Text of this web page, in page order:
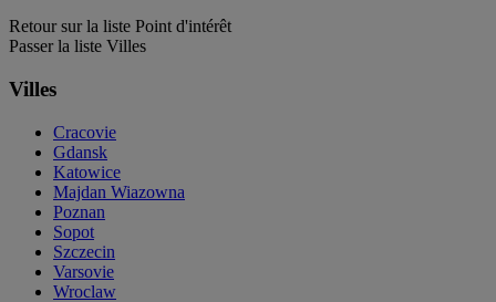
Retour sur la liste Point d'intérêt
Passer la liste Villes
Villes
Cracovie
Gdansk
Katowice
Majdan Wiazowna
Poznan
Sopot
Szczecin
Varsovie
Wroclaw